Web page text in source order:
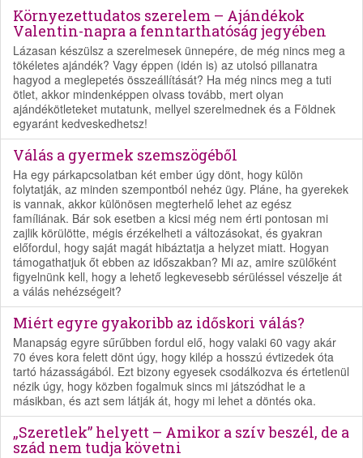
Környezettudatos szerelem – Ajándékok
Valentin-napra a fenntarthatóság jegyében
Lázasan készülsz a szerelmesek ünnepére, de még nincs meg a
tökéletes ajándék? Vagy éppen (idén is) az utolsó pillanatra
hagyod a meglepetés összeállítását? Ha még nincs meg a tuti
ötlet, akkor mindenképpen olvass tovább, mert olyan
ajándékötleteket mutatunk, mellyel szerelmednek és a Földnek
egyaránt kedveskedhetsz!
Válás a gyermek szemszögéből
Ha egy párkapcsolatban két ember úgy dönt, hogy külön
folytatják, az minden szempontból nehéz ügy. Pláne, ha gyerekek
is vannak, akkor különösen megterhelő lehet az egész
famíliának. Bár sok esetben a kicsi még nem érti pontosan mi
zajlik körülötte, mégis érzékelheti a változásokat, és gyakran
előfordul, hogy saját magát hibáztatja a helyzet miatt. Hogyan
támogathatjuk őt ebben az időszakban? Mi az, amire szülőként
figyelnünk kell, hogy a lehető legkevesebb sérüléssel vészelje át
a válás nehézségeit?
Miért egyre gyakoribb az időskori válás?
Manapság egyre sűrűbben fordul elő, hogy valaki 60 vagy akár
70 éves kora felett dönt úgy, hogy kilép a hosszú évtizedek óta
tartó házasságából. Ezt bizony egyesek csodálkozva és értetlenül
nézik úgy, hogy közben fogalmuk sincs mi játszódhat le a
másikban, és azt sem látják át, hogy mi lehet a döntés oka.
„Szeretlek” helyett – Amikor a szív beszél, de a
szád nem tudja követni